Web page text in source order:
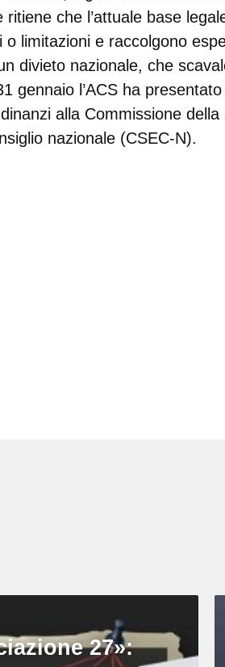
ritiene che l’attuale base
limitazioni e raccolgono
divieto nazionale, che
gennaio l’ACS ha
alla Commissione
nazionale (CSEC-N).
27»: